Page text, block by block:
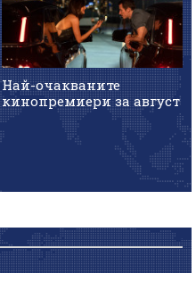
Най-очакваните
кинопремиери за август